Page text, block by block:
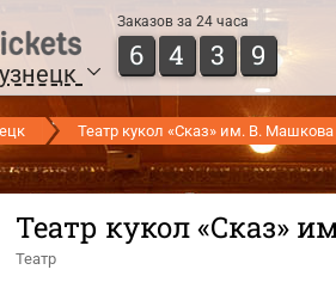
Заказов за 24 часа
6 4 3 9
Театр кукол «Сказ» им. В. Машкова
Театр кукол «Сказ»
Театр